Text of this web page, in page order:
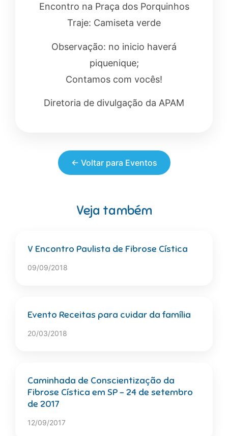
Encontro na Praça dos Porquinhos
Traje: Camiseta verde
Observação: no inicio haverá
piquenique;
Contamos com vocês!
Diretoria de divulgação da APAM
← Voltar para Eventos
Veja também
V Encontro Paulista de Fibrose Cística
09/09/2018
Evento Receitas para cuidar da família
20/03/2018
Caminhada de Conscientização da
Fibrose Cística em SP – 24 de setembro
de 2017
12/09/2017